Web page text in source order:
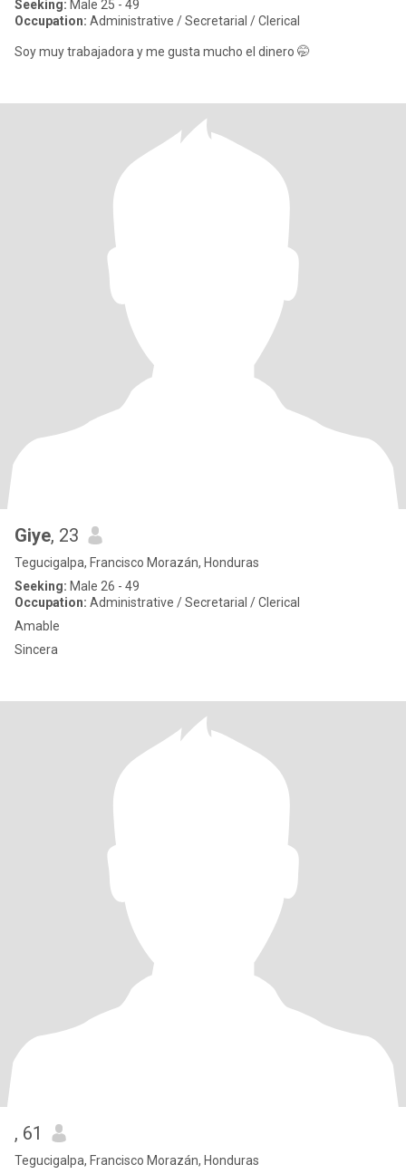
Seeking: Male 25 - 49
Occupation: Administrative / Secretarial / Clerical
Soy muy trabajadora y me gusta mucho el dinero 🤭
Giye, 23
Tegucigalpa, Francisco Morazán, Honduras
Seeking: Male 26 - 49
Occupation: Administrative / Secretarial / Clerical
Amable
Sincera
, 61
Tegucigalpa, Francisco Morazán, Honduras